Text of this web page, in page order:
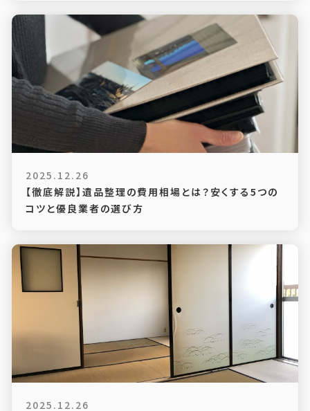
2025.12.26
【徹底解説】遺品整理の費用相場とは？安くする5つの
コツと優良業者の選び方
2025.12.26